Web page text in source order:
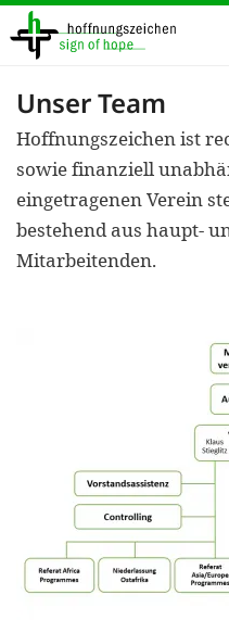
Direkt
zum
Inhalt
Unser Team
Hoffnungszeichen ist
sowie finanziell
eingetragenen Verein
bestehend aus haupt-
Mitarbeitenden.